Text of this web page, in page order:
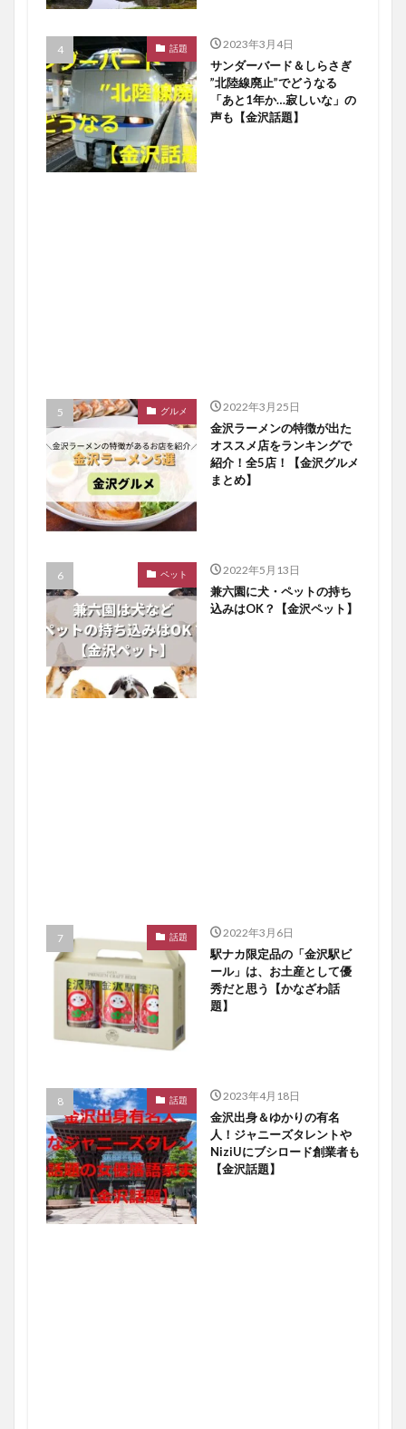
話題 2023年3月4日
サンダーバード＆しらさぎ
”北陸線廃止”でどうなる
「あと1年か…寂しいな」の
声も【金沢話題】
グルメ 2022年3月25日
金沢ラーメンの特徴が出た
オススメ店をランキングで
紹介！全5店！【金沢グルメ
まとめ】
ペット 2022年5月13日
兼六園に犬・ペットの持ち
込みはOK？【金沢ペット】
話題 2022年3月6日
駅ナカ限定品の「金沢駅ビ
ール」は、お土産として優
秀だと思う【かなざわ話
題】
話題 2023年4月18日
金沢出身＆ゆかりの有名
人！ジャニーズタレントや
NiziUにブシロード創業者も
【金沢話題】